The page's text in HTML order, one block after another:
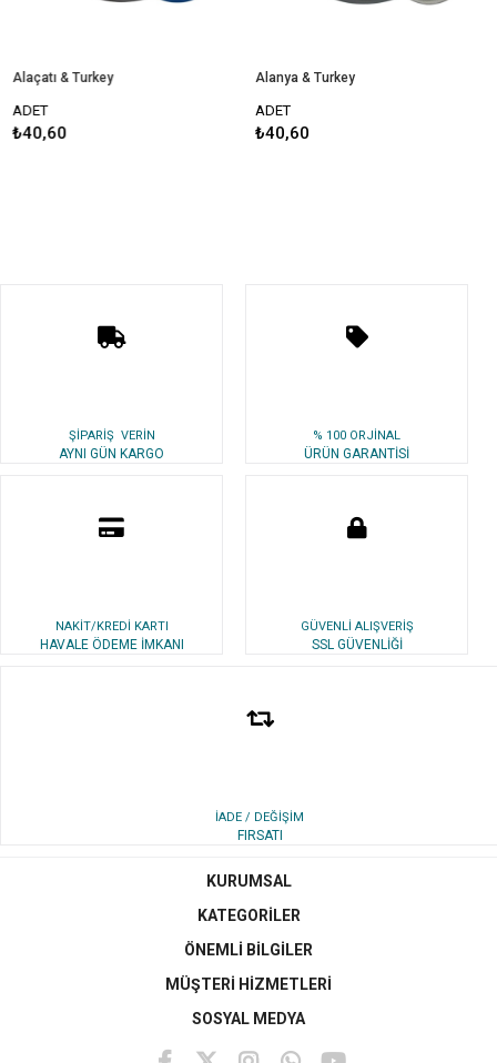
Alaçatı & Turkey
ADET
₺40,60
Alanya & Turkey
ADET
₺40,60
ŞİPARİŞ VERİN
AYNI GÜN KARGO
% 100 ORJİNAL
ÜRÜN GARANTİSİ
NAKİT/KREDİ KARTI
HAVALE ÖDEME İMKANI
GÜVENLİ ALIŞVERİŞ
SSL GÜVENLİĞİ
İADE / DEĞİŞİM
FIRSATI
KURUMSAL
KATEGORİLER
ÖNEMLİ BİLGİLER
MÜŞTERİ HİZMETLERİ
SOSYAL MEDYA